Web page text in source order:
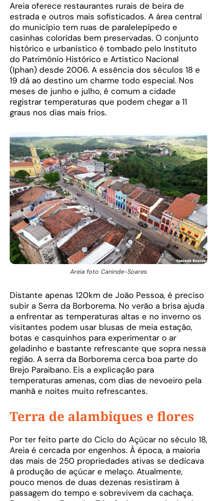
Areia oferece restaurantes rurais de beira de
estrada e outros mais sofisticados. A área central
do município tem ruas de paralelepípedo e
casinhas coloridas bem preservadas. O conjunto
histórico e urbanístico é tombado pelo Instituto
do Patrimônio Histórico e Artístico Nacional
(Iphan) desde 2006. A essência dos séculos 18 e
19 dá ao destino um charme todo especial. Nos
meses de junho e julho, é comum a cidade
registrar temperaturas que podem chegar a 11
graus nos dias mais frios.
Areia foto Caninde-Soares
Distante apenas 120km de João Pessoa, é preciso
subir a Serra da Borborema. No verão a brisa ajuda
a enfrentar as temperaturas altas e no inverno os
visitantes podem usar blusas de meia estação,
botas e casquinhos para experimentar o ar
geladinho e bastante refrescante que sopra nessa
região. A serra da Borborema cerca boa parte do
Brejo Paraibano. Eis a explicação para
temperaturas amenas, com dias de nevoeiro pela
manhã e noites muito refrescantes.
Terra de alambiques e flores
Por ter feito parte do Ciclo do Açúcar no século 18,
Areia é cercada por engenhos. À época, a maioria
das mais de 250 propriedades ativas se dedicava
à produção de açúcar e melaço. Atualmente,
pouco menos de duas dezenas resistiram à
passagem do tempo e sobrevivem da cachaça.